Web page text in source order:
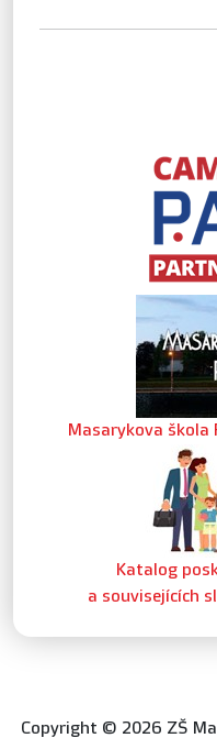
Masarykova škola
Katalog
a souvisejících
Copyright © 2026 ZŠ